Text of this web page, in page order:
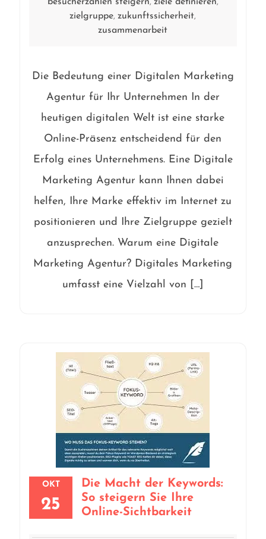
, ,
zielgruppe,zukunftssicherheit,
zusammenarbeit
Die Bedeutung einer Digitalen Marketing
Agentur für Ihr Unternehmen In der
heutigen digitalen Welt ist eine starke
Online-Präsenz entscheidend für den
Erfolg eines Unternehmens. Eine Digitale
Marketing Agentur kann Ihnen dabei
helfen, Ihre Marke effektiv im Internet zu
positionieren und Ihre Zielgruppe gezielt
anzusprechen. Warum eine Digitale
Marketing Agentur? Digitales Marketing
umfasst eine Vielzahl von […]
OKT
25
Die Macht der Keywords:
So steigern Sie Ihre
Online-Sichtbarkeit